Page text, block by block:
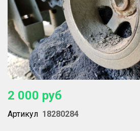
2 000 руб
Артикул 18280284